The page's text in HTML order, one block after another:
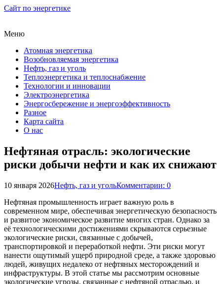
Сайт по энергетике
Меню
Атомная энергетика
Возобновляемая энергетика
Нефть, газ и уголь
Теплоэнергетика и теплоснабжение
Технологии и инновации
Электроэнергетика
Энергосбережение и энергоэффективность
Разное
Карта сайта
О нас
Нефтяная отрасль: экологические
риски добычи нефти и как их снижают
10 января 2026Нефть, газ и угольКомментарии: 0
Нефтяная промышленность играет важную роль в
современном мире, обеспечивая энергетическую безопасность
и развитое экономическое развитие многих стран. Однако за
её технологическими достижениями скрываются серьезные
экологические риски, связанные с добычей,
транспортировкой и переработкой нефти. Эти риски могут
нанести ощутимый ущерб природной среде, а также здоровью
людей, живущих недалеко от нефтяных месторождений и
инфраструктуры. В этой статье мы рассмотрим основные
экологические угрозы, связанные с нефтяной отраслью, и